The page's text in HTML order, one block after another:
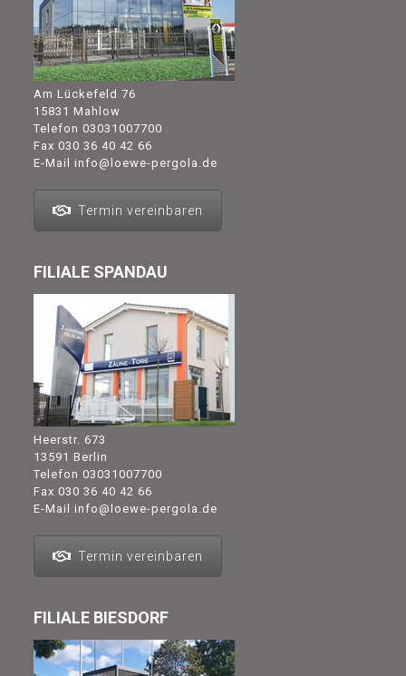
Am Lückefeld 76
15831 Mahlow
Telefon 03031007700
Fax 030 36 40 42 66
E-Mail info@loewe-pergola.de
Termin vereinbaren
FILIALE SPANDAU
Heerstr. 673
13591 Berlin
Telefon 03031007700
Fax 030 36 40 42 66
E-Mail info@loewe-pergola.de
Termin vereinbaren
FILIALE BIESDORF